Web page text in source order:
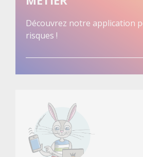
Découvrez notre application
risques !